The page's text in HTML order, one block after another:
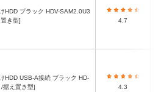
き型]
4.7
据え置き型]
4.3